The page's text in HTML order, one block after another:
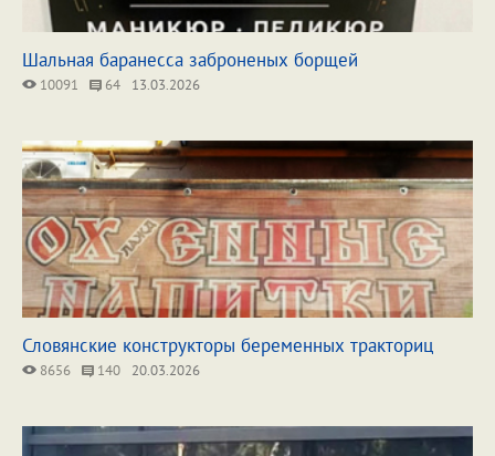
Шальная баранесса заброненых борщей
10091 64 13.03.2026
Словянские конструкторы беременных тракториц
8656 140 20.03.2026